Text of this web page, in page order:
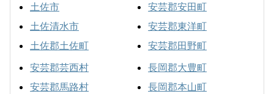
土佐市
土佐清水市
土佐郡土佐町
安芸郡安田町
安芸郡東洋町
安芸郡田野町
安芸郡芸西村
安芸郡馬路村
長岡郡大豊町
長岡郡本山町